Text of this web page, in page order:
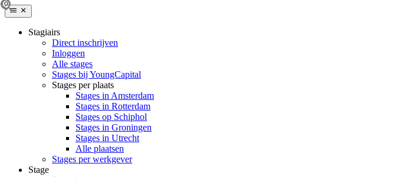
Stagiairs
Direct inschrijven
Inloggen
Alle stages
Stages bij YoungCapital
Stages per plaats
Stages in Amsterdam
Stages in Rotterdam
Stages op Schiphol
Stages in Groningen
Stages in Utrecht
Alle plaatsen
Stages per werkgever
Stage